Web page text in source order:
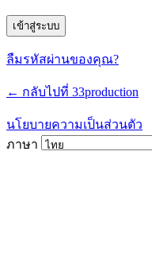
ลืมรหัสผ่านของคุณ?
← กลับไปที่ 33production
นโยบายความเป็นส่วนตัว
ภาษา